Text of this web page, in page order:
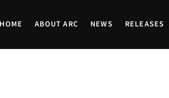
HOME ABOUT ARC NEWS RELEASES